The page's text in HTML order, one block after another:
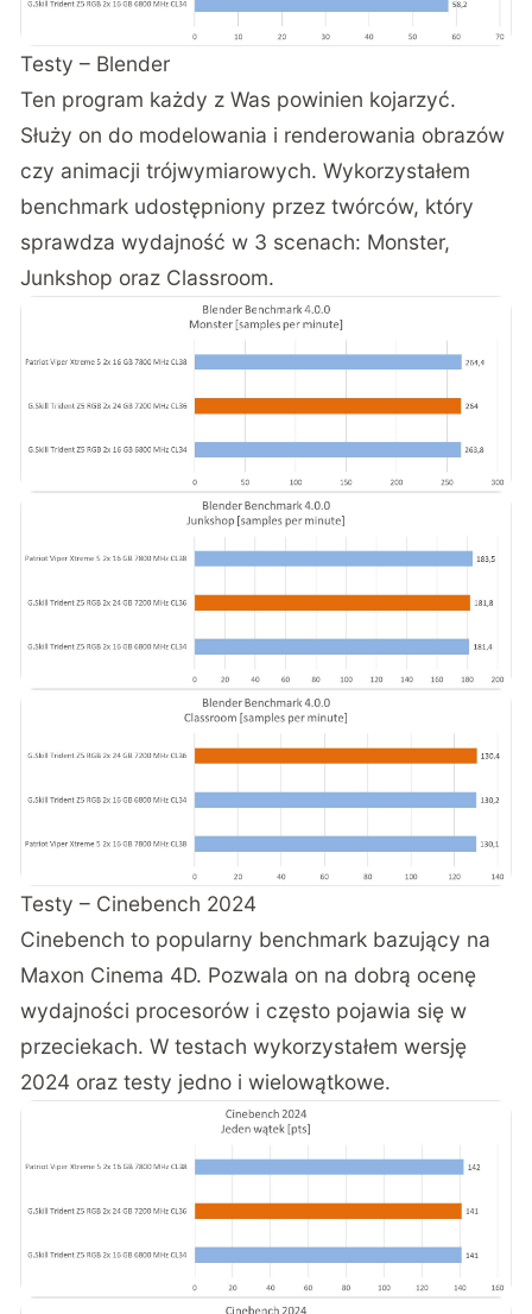
Testy – Blender
Ten program każdy z Was powinien kojarzyć.
Służy on do modelowania i renderowania obrazów
czy animacji trójwymiarowych. Wykorzystałem
benchmark udostępniony przez twórców, który
sprawdza wydajność w 3 scenach: Monster,
Junkshop oraz Classroom.
Testy – Cinebench 2024
Cinebench to popularny benchmark bazujący na
Maxon Cinema 4D. Pozwala on na dobrą ocenę
wydajności procesorów i często pojawia się w
przeciekach. W testach wykorzystałem wersję
2024 oraz testy jedno i wielowątkowe.